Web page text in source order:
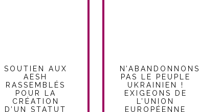
SOUTIEN AUX
AESH
RASSEMBLÉS
POUR LA
CRÉATION
D’UN STATUT
N’ABANDONNONS
PAS LE PEUPLE
UKRAINIEN !
EXIGEONS DE
L’UNION
EUROPÉENNE